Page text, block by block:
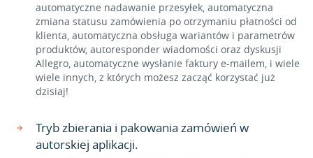
automatyczne nadawanie przesyłek, automatyczna
zmiana statusu zamówienia po otrzymaniu płatności od
klienta, automatyczna obsługa wariantów i parametrów
produktów, autoresponder wiadomości oraz dyskusji
Allegro, automatyczne wysłanie faktury e-mailem, i wiele
wiele innych, z których możesz zacząć korzystać już
dzisiaj!
Tryb zbierania i pakowania zamówień w
autorskiej aplikacji.